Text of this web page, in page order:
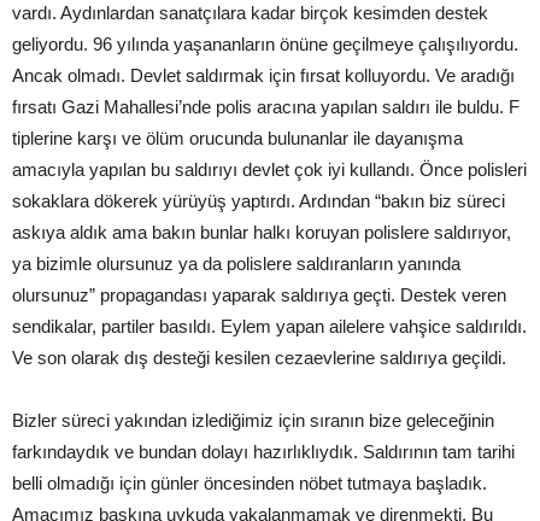
vardı. Aydınlardan sanatçılara kadar birçok kesimden destek
geliyordu. 96 yılında yaşananların önüne geçilmeye çalışılıyordu.
Ancak olmadı. Devlet saldırmak için fırsat kolluyordu. Ve aradığı
fırsatı Gazi Mahallesi’nde polis aracına yapılan saldırı ile buldu. F
tiplerine karşı ve ölüm orucunda bulunanlar ile dayanışma
amacıyla yapılan bu saldırıyı devlet çok iyi kullandı. Önce polisleri
sokaklara dökerek yürüyüş yaptırdı. Ardından “bakın biz süreci
askıya aldık ama bakın bunlar halkı koruyan polislere saldırıyor,
ya bizimle olursunuz ya da polislere saldıranların yanında
olursunuz” propagandası yaparak saldırıya geçti. Destek veren
sendikalar, partiler basıldı. Eylem yapan ailelere vahşice saldırıldı.
Ve son olarak dış desteği kesilen cezaevlerine saldırıya geçildi.
Bizler süreci yakından izlediğimiz için sıranın bize geleceğinin
farkındaydık ve bundan dolayı hazırlıklıydık. Saldırının tam tarihi
belli olmadığı için günler öncesinden nöbet tutmaya başladık.
Amacımız baskına uykuda yakalanmamak ve direnmekti. Bu